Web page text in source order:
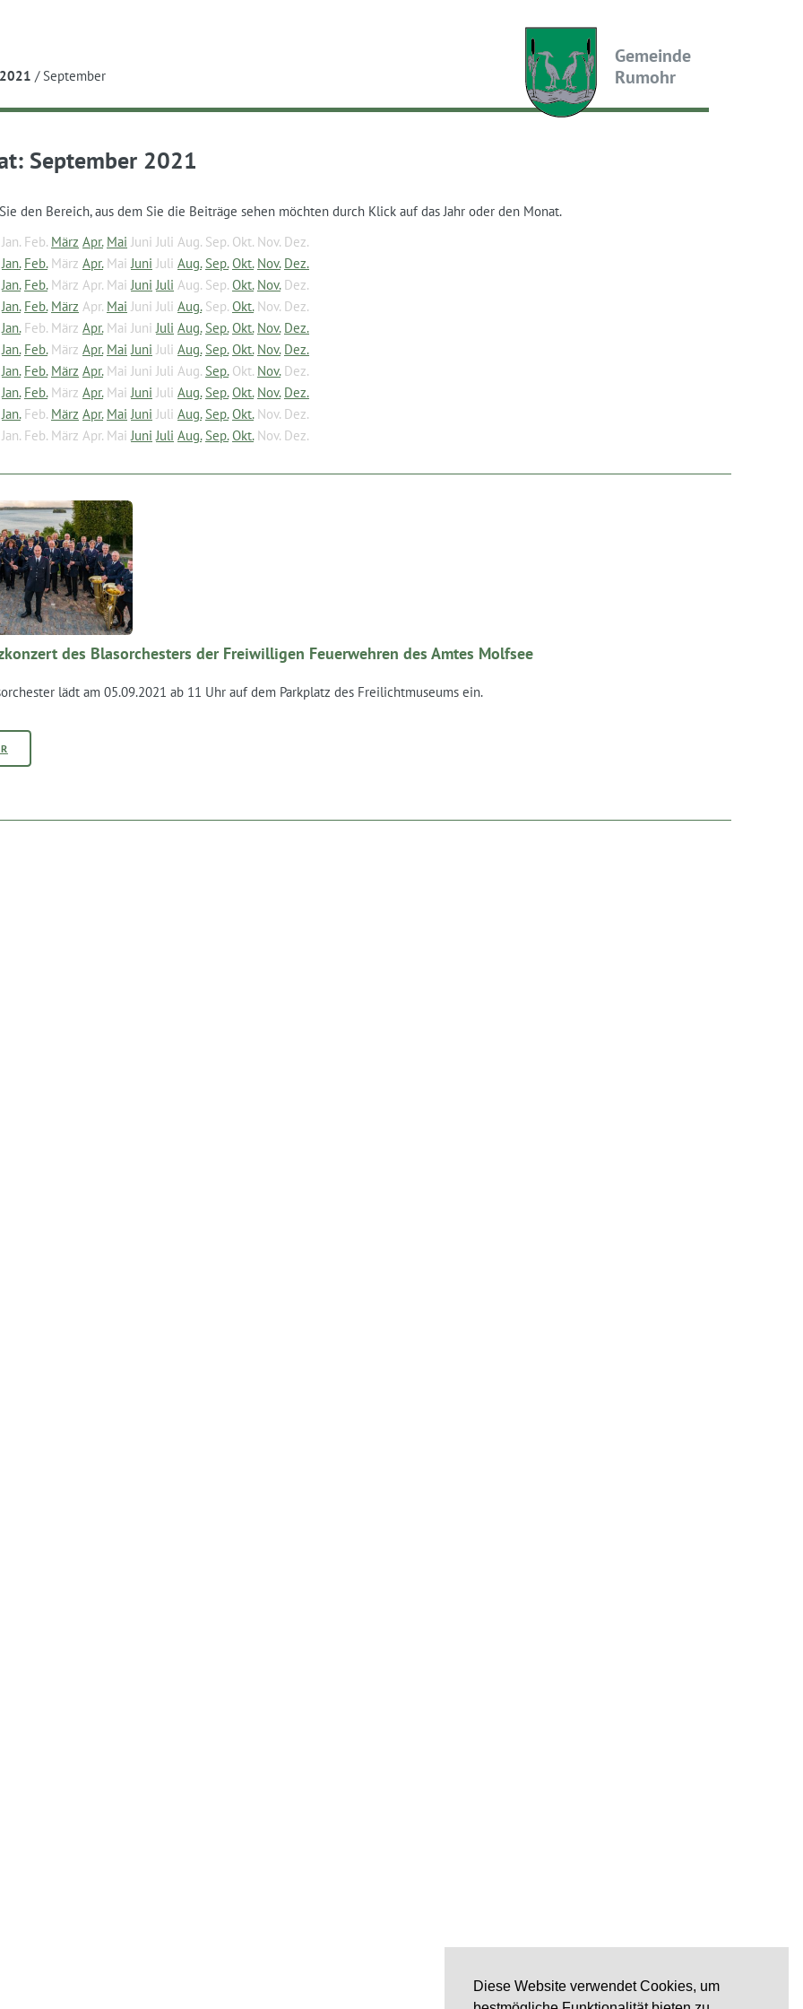
Diese Website verwendet Cookies, um
2021 / September
Gemeinde
Rumohr
September 2021
den Bereich, aus dem Sie die Beiträge sehen möchten durch Klick auf das Jahr oder den Monat.
Jan. Feb. März Apr. Mai Juni Juli Aug. Sep. Okt. Nov. Dez.
Jan. Feb. März Apr. Mai Juni Juli Aug. Sep. Okt. Nov. Dez.
Jan. Feb. März Apr. Mai Juni Juli Aug. Sep. Okt. Nov. Dez.
Jan. Feb. März Apr. Mai Juni Juli Aug. Sep. Okt. Nov. Dez.
Jan. Feb. März Apr. Mai Juni Juli Aug. Sep. Okt. Nov. Dez.
Jan. Feb. März Apr. Mai Juni Juli Aug. Sep. Okt. Nov. Dez.
Jan. Feb. März Apr. Mai Juni Juli Aug. Sep. Okt. Nov. Dez.
Jan. Feb. März Apr. Mai Juni Juli Aug. Sep. Okt. Nov. Dez.
Jan. Feb. März Apr. Mai Juni Juli Aug. Sep. Okt. Nov. Dez.
Jan. Feb. März Apr. Mai Juni Juli Aug. Sep. Okt. Nov. Dez.
des Blasorchesters der Freiwilligen Feuerwehren des Amtes Molfsee
lädt am 05.09.2021 ab 11 Uhr auf dem Parkplatz des Freilichtmuseums ein.